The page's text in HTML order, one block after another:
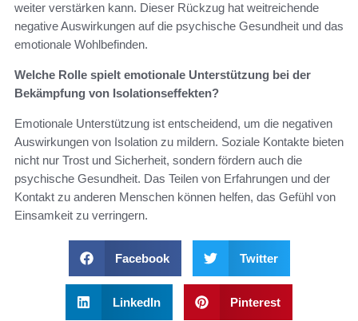
weiter verstärken kann. Dieser Rückzug hat weitreichende
negative Auswirkungen auf die psychische Gesundheit und das
emotionale Wohlbefinden.
Welche Rolle spielt emotionale Unterstützung bei der
Bekämpfung von Isolationseffekten?
Emotionale Unterstützung ist entscheidend, um die negativen
Auswirkungen von Isolation zu mildern. Soziale Kontakte bieten
nicht nur Trost und Sicherheit, sondern fördern auch die
psychische Gesundheit. Das Teilen von Erfahrungen und der
Kontakt zu anderen Menschen können helfen, das Gefühl von
Einsamkeit zu verringern.
Facebook Twitter
LinkedIn Pinterest